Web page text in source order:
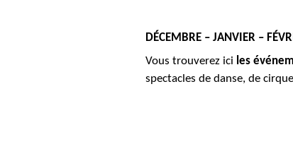
DÉCEMBRE – JANVIER –
Vous trouverez ici les
spectacles de danse, de